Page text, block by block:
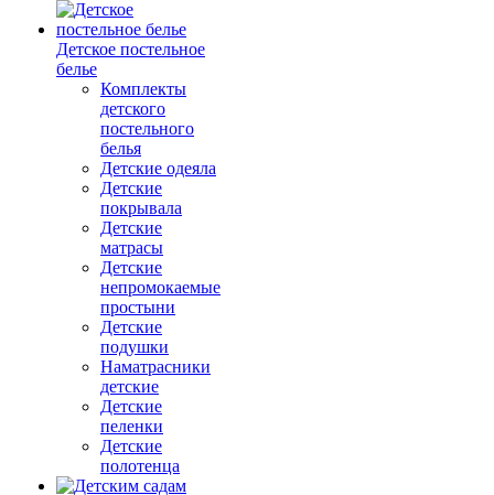
Детское постельное
белье
Комплекты
детского
постельного
белья
Детские одеяла
Детские
покрывала
Детские
матрасы
Детские
непромокаемые
простыни
Детские
подушки
Наматрасники
детские
Детские
пеленки
Детские
полотенца